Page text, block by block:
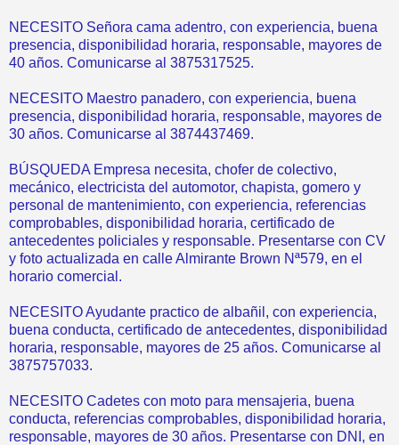
NECESITO Señora cama adentro, con experiencia, buena
presencia, disponibilidad horaria, responsable, mayores de
40 años. Comunicarse al 3875317525.
NECESITO Maestro panadero, con experiencia, buena
presencia, disponibilidad horaria, responsable, mayores de
30 años. Comunicarse al 3874437469.
BÚSQUEDA Empresa necesita, chofer de colectivo,
mecánico, electricista del automotor, chapista, gomero y
personal de mantenimiento, con experiencia, referencias
comprobables, disponibilidad horaria, certificado de
antecedentes policiales y responsable. Presentarse con CV
y foto actualizada en calle Almirante Brown Nª579, en el
horario comercial.
NECESITO Ayudante practico de albañil, con experiencia,
buena conducta, certificado de antecedentes, disponibilidad
horaria, responsable, mayores de 25 años. Comunicarse al
3875757033.
NECESITO Cadetes con moto para mensajeria, buena
conducta, referencias comprobables, disponibilidad horaria,
responsable, mayores de 30 años. Presentarse con DNI, en